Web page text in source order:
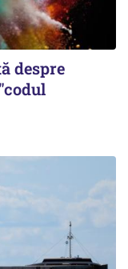
despre